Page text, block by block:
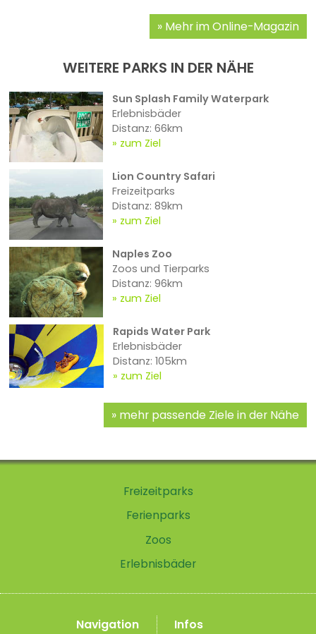
Mehr im Online-Magazin
WEITERE PARKS IN DER NÄHE
Sun Splash Family Waterpark
Erlebnisbäder
Distanz: 66km
zum Ziel
Lion Country Safari
Freizeitparks
Distanz: 89km
zum Ziel
Naples Zoo
Zoos und Tierparks
Distanz: 96km
zum Ziel
Rapids Water Park
Erlebnisbäder
Distanz: 105km
zum Ziel
mehr passende Ziele in der Nähe
Freizeitparks
Ferienparks
Zoos
Erlebnisbäder
Navigation
Infos